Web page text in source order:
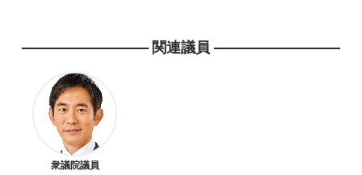
関連議員
衆議院議員